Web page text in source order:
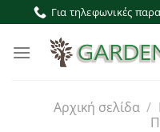
Μετάβαση
στο
περιεχόμενο
Για τηλεφωνικές
Αρχική σελίδα /